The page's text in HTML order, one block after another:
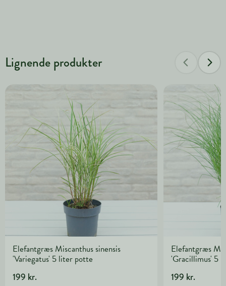
Lignende produkter
Elefantgræs Miscanthus sinensis
'Variegatus' 5 liter potte
199 kr.
Elefantgræs
'Gracillimus' 5
199 kr.